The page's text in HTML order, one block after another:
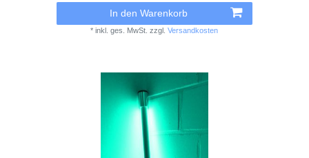
In den Warenkorb
*inkl. ges. MwSt. zzgl.Versandkosten